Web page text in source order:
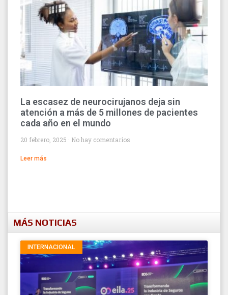
La escasez de neurocirujanos deja sin
atención a más de 5 millones de pacientes
cada año en el mundo
20 febrero, 2025 No hay comentarios
Leer más
MÁS NOTICIAS
INTERNACIONAL